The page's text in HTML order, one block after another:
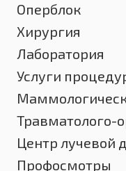
Оперблок
Хирургия
Лаборатория
Услуги
Травматолого-
Центр лучевой
Профосмотры